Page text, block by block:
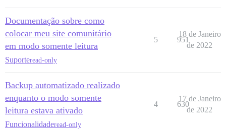
Documentação sobre como
colocar meu site comunitário
em modo somente leitura
Suporteread-only
5 951
18 de Janeiro
de 2022
Backup automatizado realizado
enquanto o modo somente
leitura estava ativado
Funcionalidaderead-only
4 630
17 de Janeiro
de 2022